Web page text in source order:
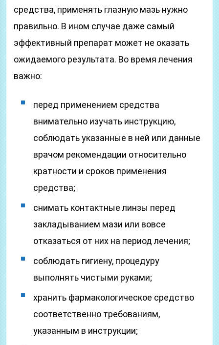
средства, применять глазную мазь нужно
правильно. В ином случае даже самый
эффективный препарат может не оказать
ожидаемого результата. Во время лечения
важно:
перед применением средства
внимательно изучать инструкцию,
соблюдать указанные в ней или данные
врачом рекомендации относительно
кратности и сроков применения
средства;
снимать контактные линзы перед
закладыванием мази или вовсе
отказаться от них на период лечения;
соблюдать гигиену, процедуру
выполнять чистыми руками;
хранить фармакологическое средство
соответственно требованиям,
указанным в инструкции;